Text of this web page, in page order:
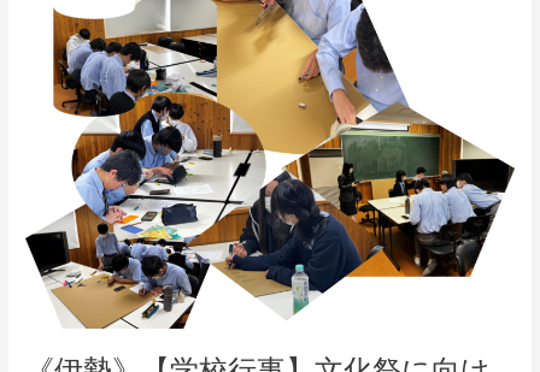
事】
③